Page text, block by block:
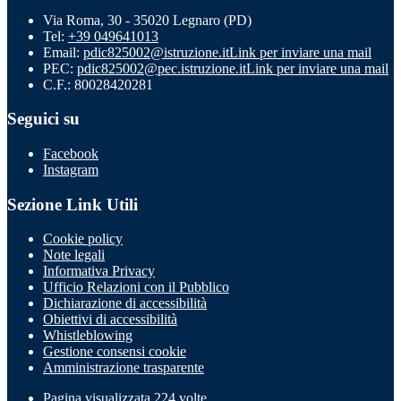
Via Roma, 30 - 35020 Legnaro (PD)
Tel: +39 049641013
Email: pdic825002@istruzione.itLink per inviare una mail
PEC: pdic825002@pec.istruzione.itLink per inviare una mail
C.F.: 80028420281
Seguici su
Facebook
Instagram
Sezione Link Utili
Cookie policy
Note legali
Informativa Privacy
Ufficio Relazioni con il Pubblico
Dichiarazione di accessibilità
Obiettivi di accessibilità
Whistleblowing
Gestione consensi cookie
Amministrazione trasparente